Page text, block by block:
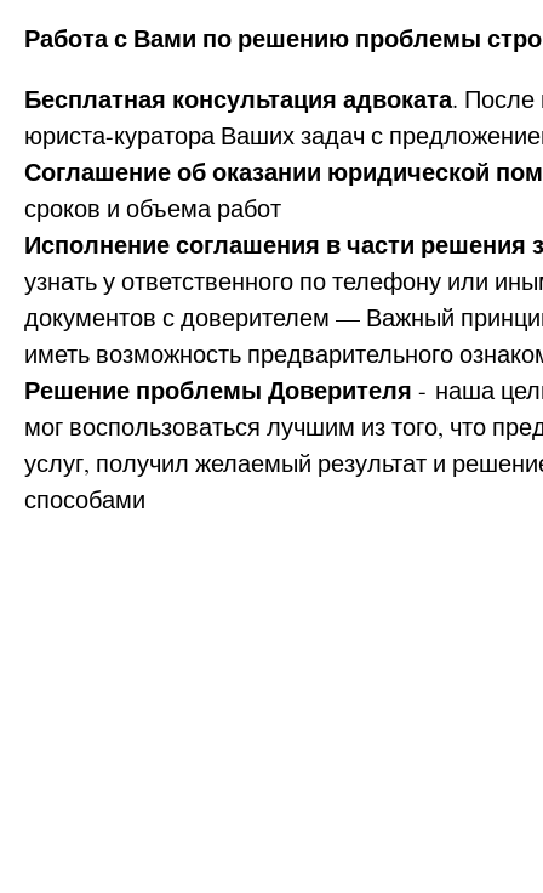
Работа с Вами по решению проблемы
Бесплатная консультация адвоката. После
юриста-куратора Ваших задач с
Соглашение об оказании юридической
сроков и объема работ
Исполнение соглашения в части решения
узнать у ответственного по телефону или
документов с доверителем — Важный
иметь возможность предварительного
Решение проблемы Доверителя - наша
мог воспользоваться лучшим из того, что
услуг, получил желаемый результат и
способами